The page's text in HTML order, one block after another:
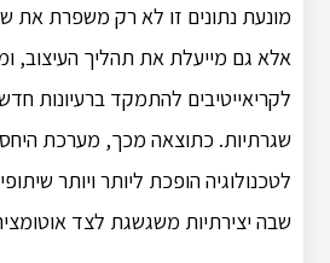
מונעת נתונים זו לא רק משפרת את
אלא גם מייעלת את תהליך העיצוב,
לקריאייטיבים להתמקד ברעיונות
שגרתיות. כתוצאה מכך, מערכת
לטכנולוגיה הופכת ליותר ויותר
שבה יצירתיות משגשגת לצד